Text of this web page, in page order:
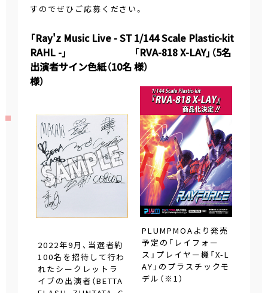
すのでぜひご応募ください。
「Ray'z Music Live - ST
RAHL -」
出演者サイン色紙（10名
様）
2022年9月、当選者約
100名を招待して行わ
れたシークレットラ
イブの出演者（BETTA
1/144 Scale Plastic-kit
「RVA-818 X-LAY」（5名
様）
PLUMPMOAより発売
予定の「レイフォー
ス」プレイヤー機「X-L
AY」のプラスチックモ
デル（※1）